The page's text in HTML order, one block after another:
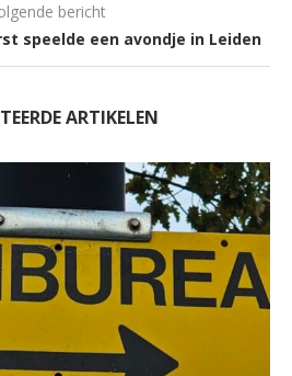
bericht
speelde een avondje in Leiden
ARTIKELEN